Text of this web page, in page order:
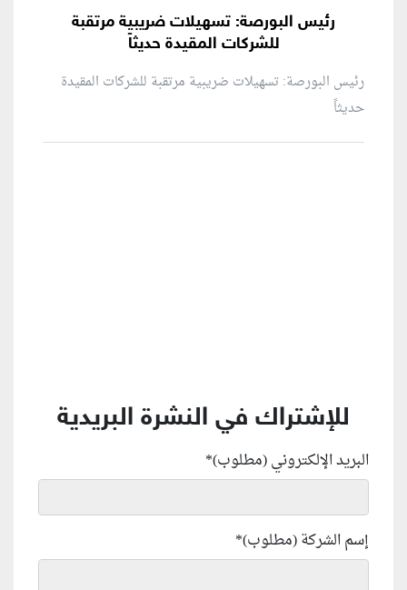
رئيس البورصة: تسهيلات ضريبية مرتقبة
للشركات المقيدة حديثاً
رئيس البورصة: تسهيلات ضريبية مرتقبة للشركات المقيدة
حديثاً
للإشتراك في النشرة البريدية
البريد الإلكتروني (مطلوب)*
إسم الشركة (مطلوب)*